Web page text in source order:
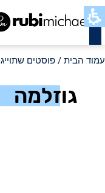
כשר
עמוד הבית / פוסטים
גוזלמה